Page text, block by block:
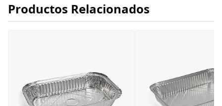
Productos Relacionados